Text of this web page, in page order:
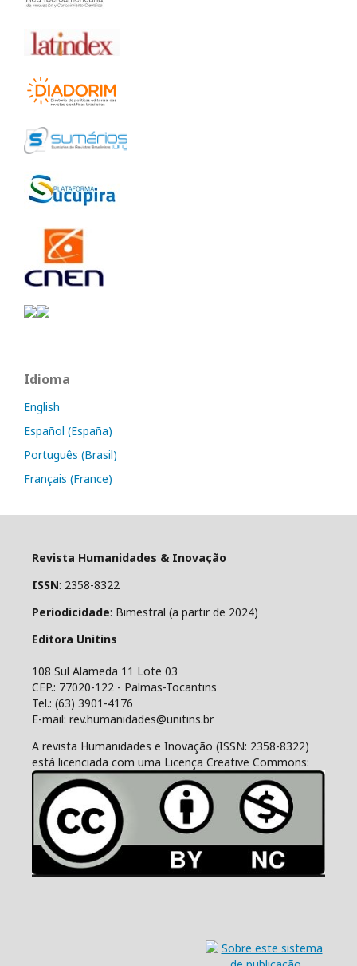
Idioma
English
Español (España)
Português (Brasil)
Français (France)
Revista Humanidades & Inovação
ISSN: 2358-8322
Periodicidade: Bimestral (a partir de 2024)
Editora Unitins
108 Sul Alameda 11 Lote 03
CEP.: 77020-122 - Palmas-Tocantins
Tel.: (63) 3901-4176
E-mail: rev.humanidades@unitins.br
A revista Humanidades e Inovação (ISSN: 2358-8322)
está licenciada com uma Licença Creative Commons: